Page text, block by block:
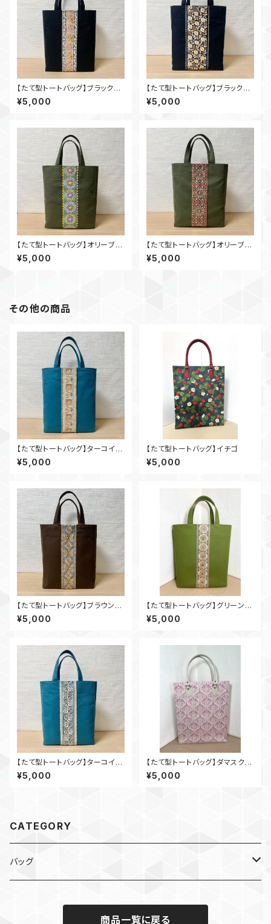
【たて型トートバッグ】ブラック×
インド刺繍_bl002
¥5,000
【たて型トートバッグ】ブラック×
インド刺繍_bl001
¥5,000
【たて型トートバッグ】オリーブ×
インド刺繍_ol003
¥5,000
【たて型トートバッグ】オリーブ×
インド刺繍_ol002
¥5,000
その他の商品
【たて型トートバッグ】ターコイズ
×インド刺繍_tu001
¥5,000
【たて型トートバッグ】イチゴ
¥5,000
【たて型トートバッグ】ブラウン×
インド刺繍_br002
¥5,000
【たて型トートバッグ】グリーン×
インド刺繍_gr001
¥5,000
【たて型トートバッグ】ターコイズ
×インド刺繍_tu003
¥5,000
【たて型トートバッグ】ダマスク柄
(ピンク)
¥5,000
CATEGORY
バッグ
商品一覧に戻る